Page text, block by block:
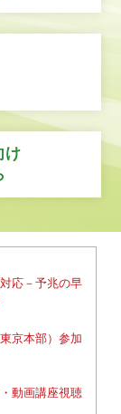
け
応－予兆の早
京本部）参加
動画講座視聴